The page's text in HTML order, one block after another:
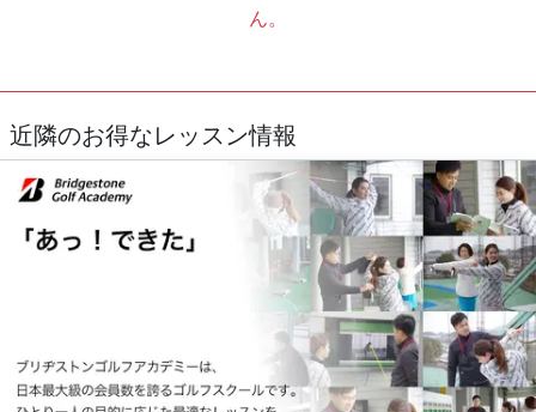
ん。
近隣のお得なレッスン情報